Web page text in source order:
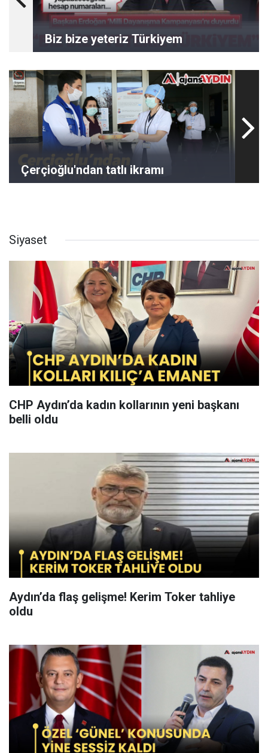
Biz bize yeteriz Türkiyem
Çerçioğlu'ndan tatlı ikramı
Siyaset
CHP Aydın’da kadın kollarının yeni başkanı
belli oldu
Aydın’da flaş gelişme! Kerim Toker tahliye
oldu